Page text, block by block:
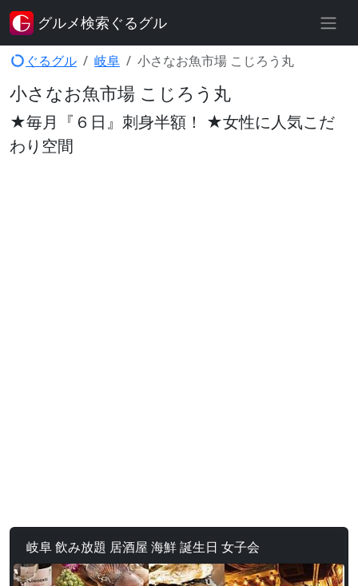
ぐるグル 岐阜 小さなお魚市場 こじろう丸
小さなお魚市場 こじろう丸
★毎月『６日』刺身半額！ ★女性に人気こだ
わり空間
岐阜 飲み放題 居酒屋 海鮮 誕生日 女子会
グルメ検索ぐるグル